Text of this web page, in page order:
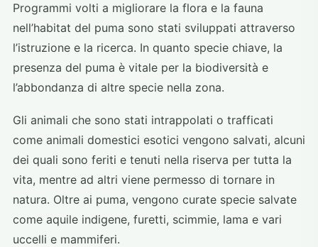
Programmi volti a migliorare la flora e la fauna
nell’habitat del puma sono stati sviluppati attraverso
l’istruzione e la ricerca. In quanto specie chiave, la
presenza del puma è vitale per la biodiversità e
l’abbondanza di altre specie nella zona.
Gli animali che sono stati intrappolati o trafficati
come animali domestici esotici vengono salvati, alcuni
dei quali sono feriti e tenuti nella riserva per tutta la
vita, mentre ad altri viene permesso di tornare in
natura. Oltre ai puma, vengono curate specie salvate
come aquile indigene, furetti, scimmie, lama e vari
uccelli e mammiferi.